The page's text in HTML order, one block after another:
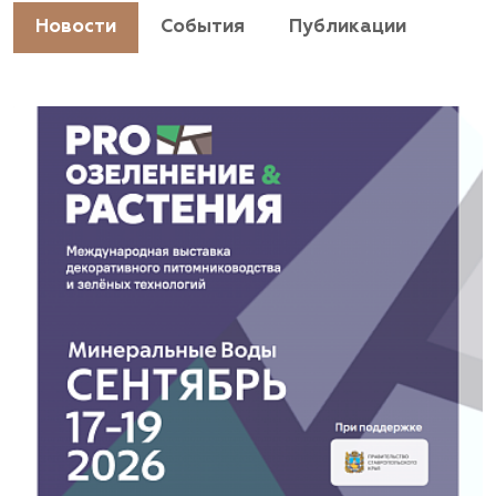
Владимирская область, Киржачский район, пос.
Знаменское
(929) 992-7100
Московская область, Каширский р-н, дер.
Барабаново
(929) 992-7100
pitomnik-kashira.ru
Новости События Публикации